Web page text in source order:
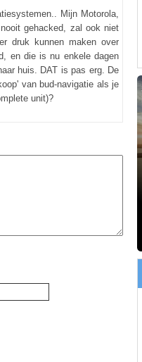
Mijn Motorola,
gehacked, zal ook niet
druk kunnen maken over
en die is nu enkele dagen
huis. DAT is pas erg. De
van bud-navigatie als je
unit)?